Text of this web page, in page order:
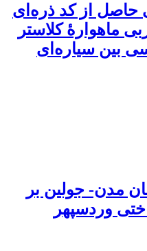
حاصل از کد ذره‌ای
ماهوارۀ کلاستر
بین سیاره‌ای
مدن- جولین بر
وردسپهر